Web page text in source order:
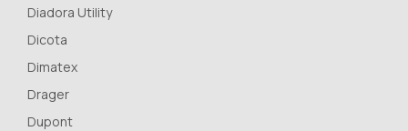
Diadora Utility
Dicota
Dimatex
Drager
Dupont